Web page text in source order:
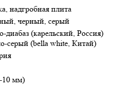
надгробная плита
черный, серый
диабаз (карельский, Россия)
серый (bella white, Китай)
10 мм)